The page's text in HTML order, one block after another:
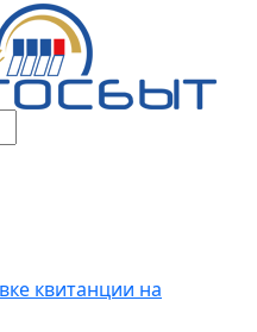
квитанции на